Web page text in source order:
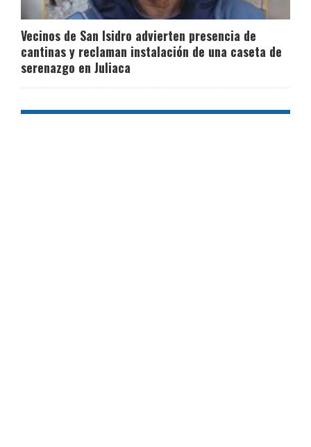
Vecinos de San Isidro advierten presencia de
cantinas y reclaman instalación de una caseta de
serenazgo en Juliaca